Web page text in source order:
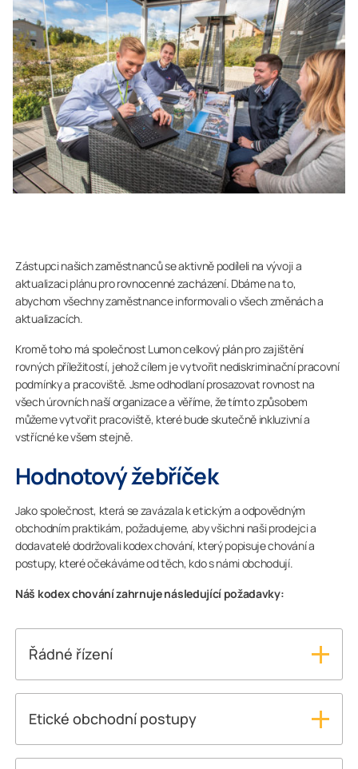
Zástupci našich zaměstnanců se aktivně podíleli na vývoji a
aktualizaci plánu pro rovnocenné zacházení. Dbáme na to,
abychom všechny zaměstnance informovali o všech změnách a
aktualizacích.
Kromě toho má společnost Lumon celkový plán pro zajištění
rovných příležitostí, jehož cílem je vytvořit nediskriminační pracovní
podmínky a pracoviště. Jsme odhodlaní prosazovat rovnost na
všech úrovních naší organizace a věříme, že tímto způsobem
můžeme vytvořit pracoviště, které bude skutečně inkluzivní a
vstřícné ke všem stejně.
Hodnotový žebříček
Jako společnost, která se zavázala k etickým a odpovědným
obchodním praktikám, požadujeme, aby všichni naši prodejci a
dodavatelé dodržovali kodex chování, který popisuje chování a
postupy, které očekáváme od těch, kdo s námi obchodují.
Náš kodex chování zahrnuje následující požadavky:
Řádné řízení
zásady řádného řízení společnosti, aby zajistili
soulad se všemi platnými právními předpisy a
požadavky Kodexu chování společnosti Lumon pro
Etické obchodní postupy
obchodních jednáních jednat eticky a čestně. To